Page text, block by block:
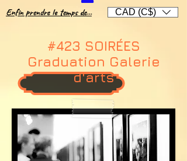
CAD (C$)
Enfin prendre le temps de...
#423 SOIRÉES
Graduation Galerie
d'arts